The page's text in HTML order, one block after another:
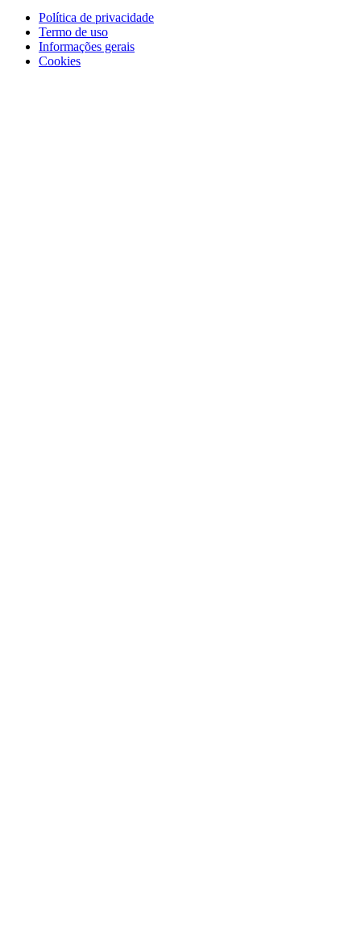
Política de privacidade
Termo de uso
Informações gerais
Cookies